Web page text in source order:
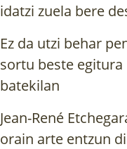
idatzi zuela bere
Ez da utzi behar
sortu beste
batekilan
Jean-René
orain arte entzun